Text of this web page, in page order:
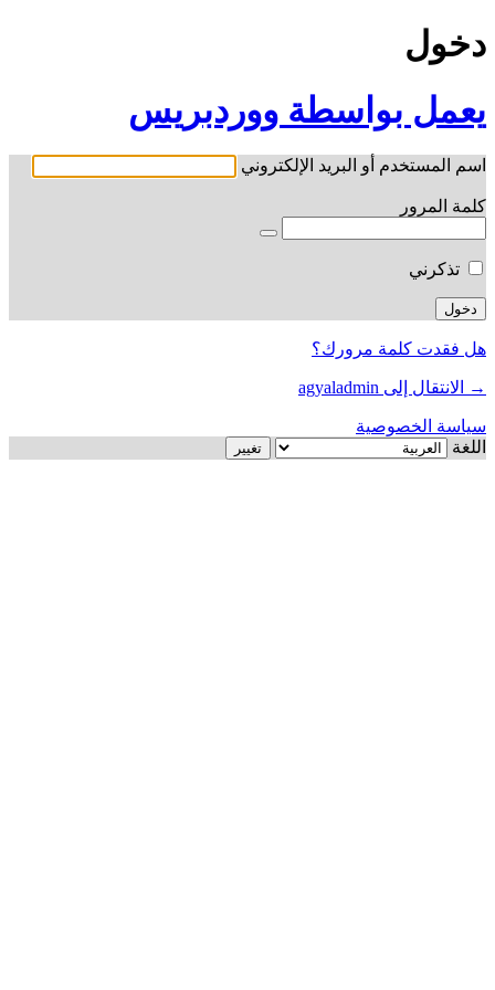
دخول
يعمل بواسطة ووردبريس
اسم المستخدم أو البريد الإلكتروني
كلمة المرور
تذكرني
هل فقدت كلمة مرورك؟
→ الانتقال إلى agyaladmin
سياسة الخصوصية
اللغة